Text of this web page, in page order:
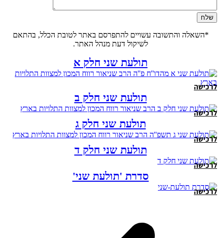
*השאלה והתשובה עשויים להתפרסם באתר לטובת הכלל, בהתאם
לשיקול דעת מנהל האתר.
תולעת שני חלק א
לרכישה
תולעת שני חלק ב
לרכישה
תולעת שני חלק ג
לרכישה
תולעת שני חלק ד
לרכישה
סדרת 'תולעת שני'
לרכישה